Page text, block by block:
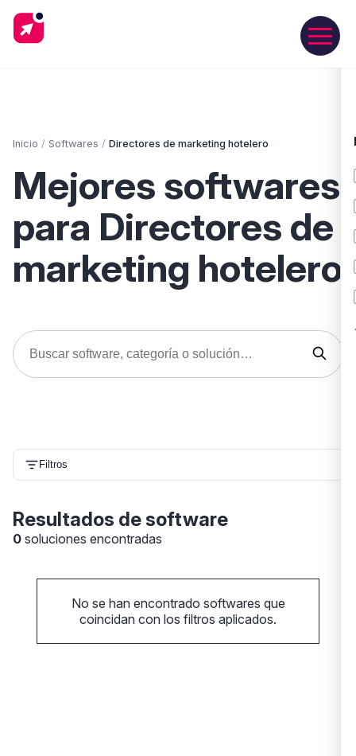
Inicio / Softwares / Directores de marketing hotelero
Mejores softwares
para Directores de
marketing hotelero
Filtros
Resultados de software
0 soluciones encontradas
No se han encontrado softwares que
coincidan con los filtros aplicados.